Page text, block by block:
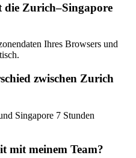
die Zurich–Singapore
Ihres Browsers und
zwischen Zurich
Singapore 7 Stunden
mit meinem Team?